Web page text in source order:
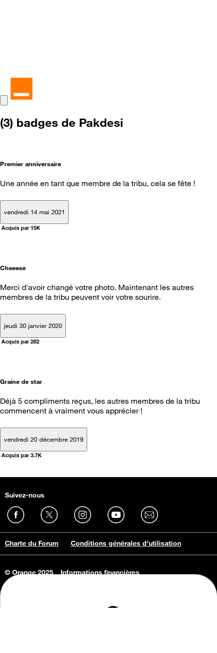
(3) badges de Pakdesi
Premier anniversaire
Une année en tant que membre de la tribu, cela se fête !
vendredi 14 mai 2021
Acquis par 15K
Cheeese
Merci d'avoir changé votre photo. Maintenant les autres
membres de la tribu peuvent voir votre sourire.
jeudi 30 janvier 2020
Acquis par 282
Graine de star
Déjà 5 compliments reçus, les autres membres de la tribu
commencent à vraiment vous apprécier !
vendredi 20 décembre 2019
Acquis par 3.7K
Suivez-nous
Charte du Forum Conditions générales d'utilisation
© Orange 2025
Informations financières